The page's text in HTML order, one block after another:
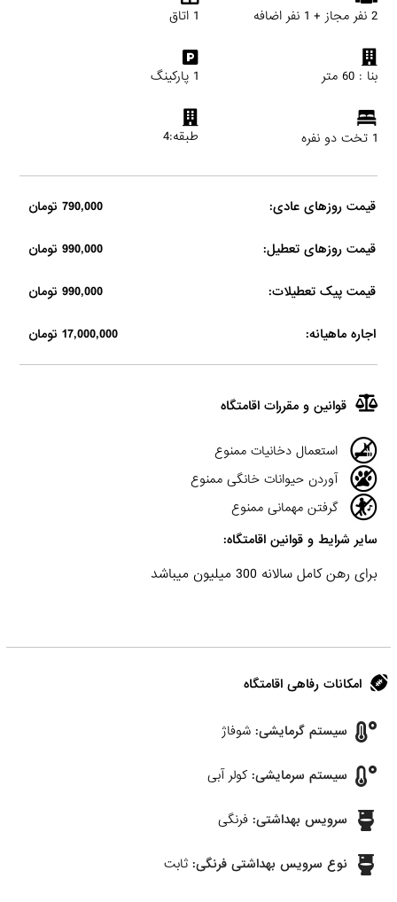
2 نفر مجاز + 1 نفر اضافه 1 اتاق
بنا : 60 متر 1 پارکینگ
1 تخت دو نفره طبقه:4
قیمت روزهای عادی: 790,000 تومان
قیمت روزهای تعطیل: 990,000 تومان
قیمت پیک تعطیلات: 990,000 تومان
اجاره ماهیانه: 17,000,000 تومان
قوانین و مقررات اقامتگاه
استعمال دخانیات ممنوع
آوردن حیوانات خانگی ممنوع
گرفتن مهمانی ممنوع
سایر شرایط و قوانین اقامتگاه:
برای رهن کامل سالانه 300 میلیون میباشد
امکانات رفاهی اقامتگاه
سیستم گرمایشی: شوفاژ
سیستم سرمایشی: کولر آبی
سرویس بهداشتی: فرنگی
نوع سرویس بهداشتی فرنگی: ثابت